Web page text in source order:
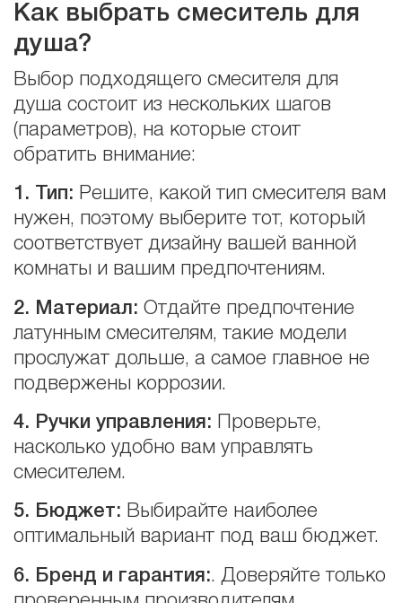
Как выбрать смеситель для
душа?
Выбор подходящего смесителя для
душа состоит из нескольких шагов
(параметров), на которые стоит
обратить внимание:
1. Тип: Решите, какой тип смесителя вам
нужен, поэтому выберите тот, который
соответствует дизайну вашей ванной
комнаты и вашим предпочтениям.
2. Материал: Отдайте предпочтение
латунным смесителям, такие модели
прослужат дольше, а самое главное не
подвержены коррозии.
4. Ручки управления: Проверьте,
насколько удобно вам управлять
смесителем.
5. Бюджет: Выбирайте наиболее
оптимальный вариант под ваш бюджет.
6. Бренд и гарантия:. Доверяйте только